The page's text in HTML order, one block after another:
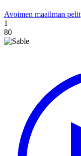
Avoimen maailman pelit
1
80